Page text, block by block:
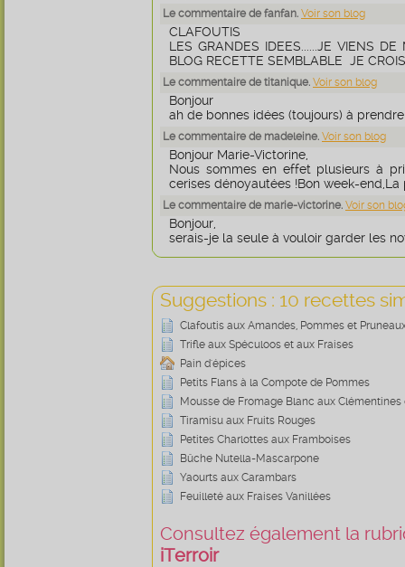
Le commentaire de fanfan. Voir son blog
CLAFOUTIS
LES GRANDES IDEES......JE VIENS
BLOG RECETTE SEMBLABLE JE
Le commentaire de titanique. Voir son blog
Bonjour
ah de bonnes idées (toujours) à
Le commentaire de madeleine. Voir son blog
Bonjour Marie-Victorine,
Nous sommes en effet plusieurs à
cerises dénoyautées !Bon week-
Le commentaire de marie-victorine. Voir son
Bonjour,
serais-je la seule à vouloir garder les
Suggestions : 10 recettes
Clafoutis aux Amandes, Pommes et
Trifle aux Spéculoos et aux Fraises
Pain d'épices
Petits Flans à la Compote de Pommes
Mousse de Fromage Blanc aux Clémentines
Tiramisu aux Fruits Rouges
Petites Charlottes aux Framboises
Bûche Nutella-Mascarpone
Yaourts aux Carambars
Feuilleté aux Fraises Vanillées
Consultez également la
iTerroir